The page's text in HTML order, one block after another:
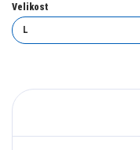
Velikost